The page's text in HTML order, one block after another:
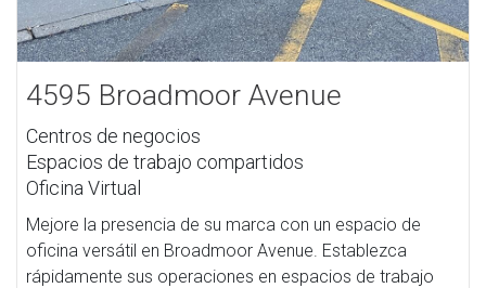
4595 Broadmoor Avenue
Centros de negocios
Espacios de trabajo compartidos
Oficina Virtual
Mejore la presencia de su marca con un espacio de
oficina versátil en Broadmoor Avenue. Establezca
rápidamente sus operaciones en espacios de trabajo